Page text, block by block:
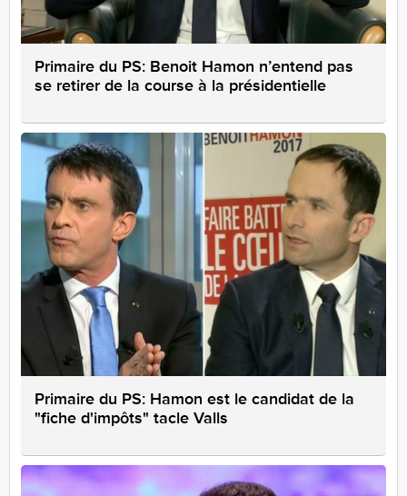
Primaire du PS: Benoit Hamon n’entend pas
se retirer de la course à la présidentielle
Primaire du PS: Hamon est le candidat de la
"fiche d'impôts" tacle Valls